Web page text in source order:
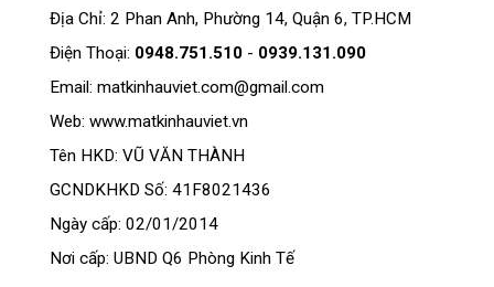
Địa Chỉ: 2 Phan Anh, Phường 14, Quận 6, TP.HCM
Điện Thoại: 0948.751.510 - 0939.131.090
Email: matkinhauviet.com@gmail.com
Web: www.matkinhauviet.vn
Tên HKD: VŨ VĂN THÀNH
GCNDKHKD Số: 41F8021436
Ngày cấp: 02/01/2014
Nơi cấp: UBND Q6 Phòng Kinh Tế